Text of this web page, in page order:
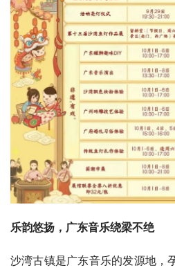
乐韵悠扬，广东音乐绕梁不绝
沙湾古镇是广东音乐的发源地，